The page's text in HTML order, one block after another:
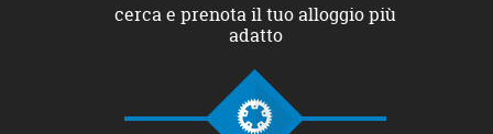
cerca e prenota il tuo alloggio più
adatto